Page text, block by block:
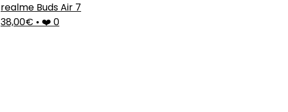
realme Buds Air 7
38,00€ • ❤️ 0